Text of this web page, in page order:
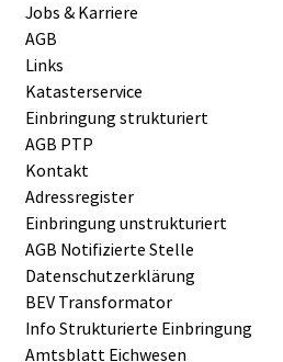
Jobs & Karriere
AGB
Links
Katasterservice
Einbringung strukturiert
AGB PTP
Kontakt
Adressregister
Einbringung unstrukturiert
AGB Notifizierte Stelle
Datenschutzerklärung
BEV Transformator
Info Strukturierte Einbringung
Amtsblatt Eichwesen